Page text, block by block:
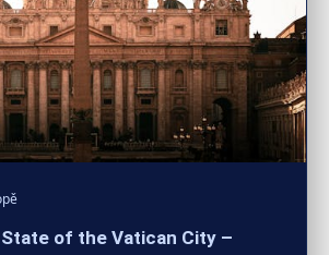
of the Vatican City –